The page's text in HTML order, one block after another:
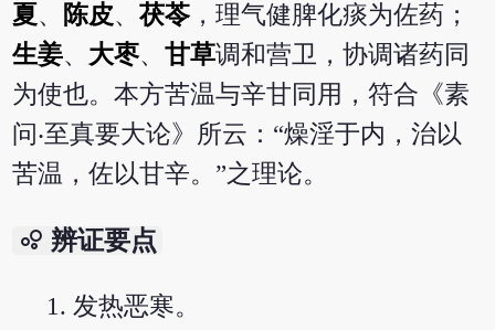
夏、 陈皮、茯苓 ，理气健脾化痰为佐药；
生姜、 大枣、甘草调和营卫，协调诸药同
为使也。本方苦温与辛甘同用，符合《素
问‧至真要大论》所云：“燥淫于内，治以
苦温，佐以甘辛。”之理论。
bubble_chart 辨证要点
发热恶寒。